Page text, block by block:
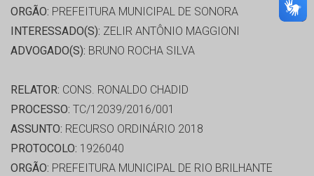
ORGÃO: PREFEITURA MUNICIPAL DE SONORA
INTERESSADO(S): ZELIR ANTÔNIO MAGGIONI
ADVOGADO(S): BRUNO ROCHA SILVA
RELATOR: CONS. RONALDO CHADID
PROCESSO: TC/12039/2016/001
ASSUNTO: RECURSO ORDINÁRIO 2018
PROTOCOLO: 1926040
ORGÃO: PREFEITURA MUNICIPAL DE RIO BRILHANTE